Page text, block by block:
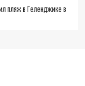
пляж в Геленджике в